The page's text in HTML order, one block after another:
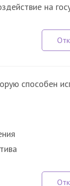
на
способен